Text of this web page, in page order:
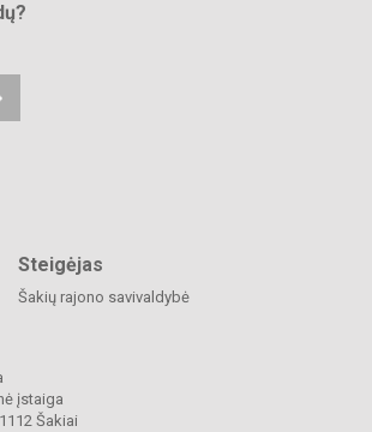
Steigėjas
Šakių rajono savivaldybė
įstaiga
Šakiai